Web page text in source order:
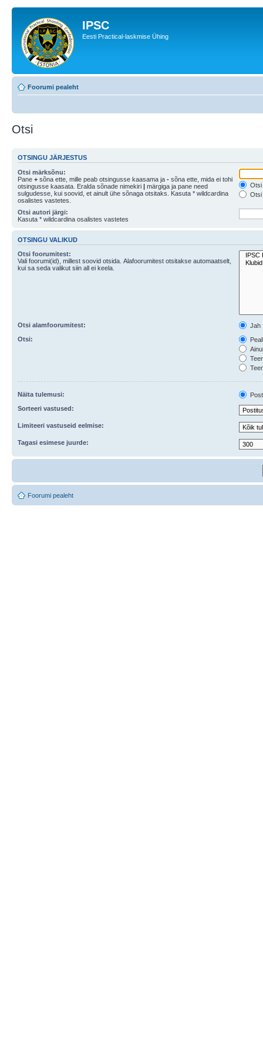
IPSC
Eesti Practical-laskmise Ühing
Foorumi pealeht
Otsi
OTSINGU JÄRJESTUS
Otsi märksõnu:
Pane + sõna ette, mille peab otsingusse kaasama ja - sõna ette, mida ei tohi
otsingusse kaasata. Eralda sõnade nimekiri | märgiga ja pane need
sulgudesse, kui soovid, et ainult ühe sõnaga otsitaks. Kasuta * wildcardina
osalistes vastetes.
Otsi
Otsi
Otsi autori järgi:
Kasuta * wildcardina osalistes vastetes
OTSINGU VALIKUD
Otsi foorumitest:
Vali foorumi(id), millest soovid otsida. Alafoorumitest otsitakse automaatselt,
kui sa seda valikut siin all ei keela.
Otsi alamfoorumitest:
Jah
Otsi:
Näita tulemusi:
Sorteeri vastused:
Limiteeri vastuseid eelmise:
Tagasi esimese juurde:
Foorumi pealeht